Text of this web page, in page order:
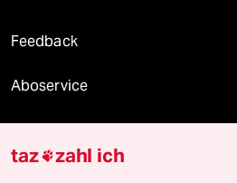
Feedback
Aboservice
taz zahl ich